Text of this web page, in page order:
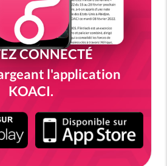
CONNECTÉ
l'application
KOACI.